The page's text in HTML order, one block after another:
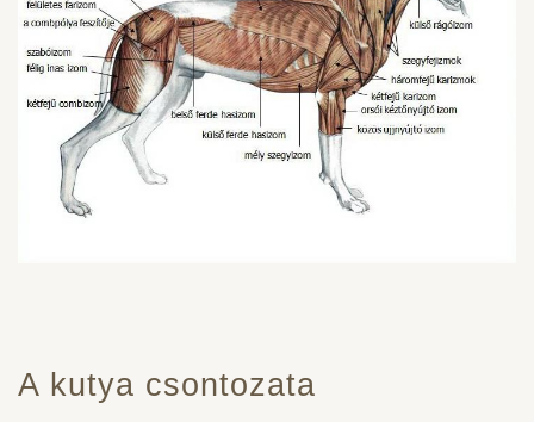
A kutya csontozata